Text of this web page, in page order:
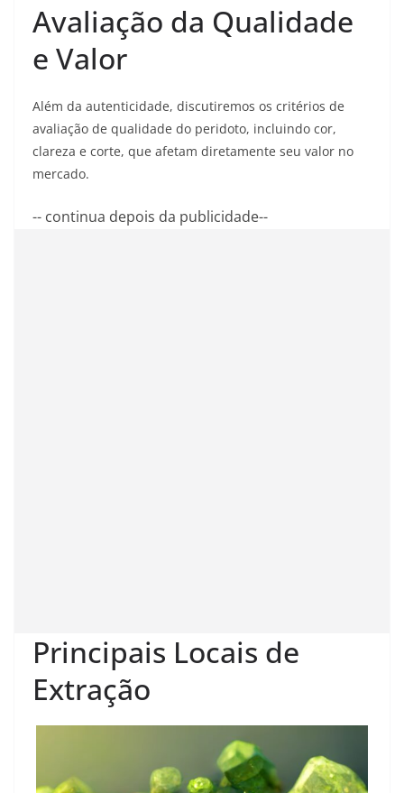
Avaliação da Qualidade
e Valor
Além da autenticidade, discutiremos os critérios de
avaliação de qualidade do peridoto, incluindo cor,
clareza e corte, que afetam diretamente seu valor no
mercado.
-- continua depois da publicidade--
Principais Locais de
Extração